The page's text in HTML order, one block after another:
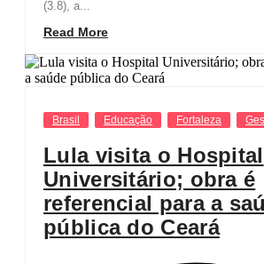
(3.8), a...
Read More
Brasil Educação Fortaleza
Lula visita o Hospital
Universitário; obra é
referencial para a
pública do Ceará